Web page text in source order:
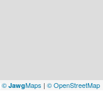
© JawgMaps | © OpenStreetMap